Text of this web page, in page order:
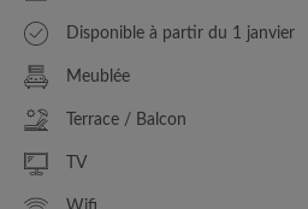
Disponible à partir du 1 janvier
Meublée
Terrace / Balcon
TV